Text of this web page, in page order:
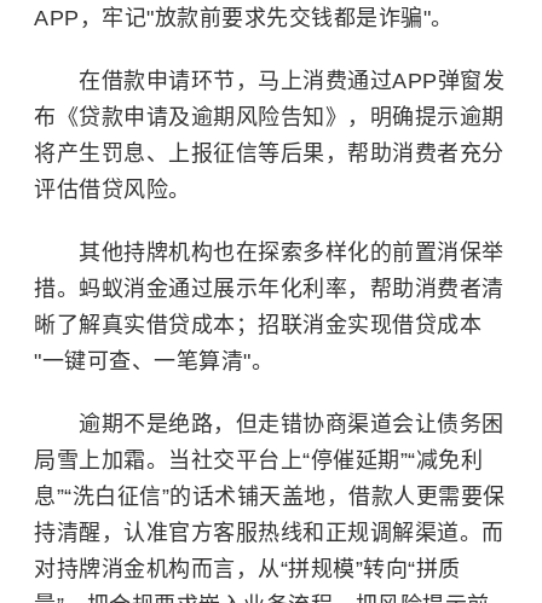
APP，牢记"放款前要求先交钱都是诈骗"。
在借款申请环节，马上消费通过APP弹窗发
布《贷款申请及逾期风险告知》，明确提示逾期
将产生罚息、上报征信等后果，帮助消费者充分
评估借贷风险。
其他持牌机构也在探索多样化的前置消保举
措。蚂蚁消金通过展示年化利率，帮助消费者清
晰了解真实借贷成本；招联消金实现借贷成本
"一键可查、一笔算清"。
逾期不是绝路，但走错协商渠道会让债务困
局雪上加霜。当社交平台上“停催延期”“减免利
息”“洗白征信”的话术铺天盖地，借款人更需要保
持清醒，认准官方客服热线和正规调解渠道。而
对持牌消金机构而言，从“拼规模”转向“拼质